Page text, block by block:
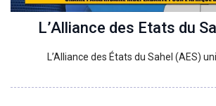
L’Alliance des Etats du
L’Alliance des États du Sahel (AES)